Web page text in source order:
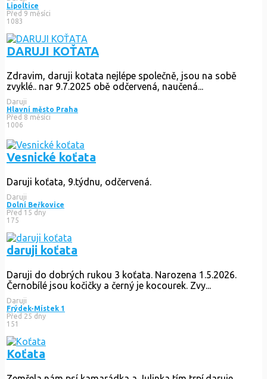
Lipoltice
Před 9 měsíci
1083
DARUJI KOŤATA
Zdravim, daruji kotata nejlépe společně, jsou na sobě
zvyklé.. nar 9.7.2025 obě odčervená, naučená...
Daruji
Hlavní město Praha
Před 8 měsíci
1006
Vesnické koťata
Daruji koťata, 9.týdnu, odčervená.
Daruji
Dolní Beřkovice
Před 15 dny
175
daruji koťata
Daruji do dobrých rukou 3 koťata. Narozena 1.5.2026.
Černobílé jsou kočičky a černý je kocourek. Zvy...
Daruji
Frýdek-Místek 1
Před 25 dny
151
Koťata